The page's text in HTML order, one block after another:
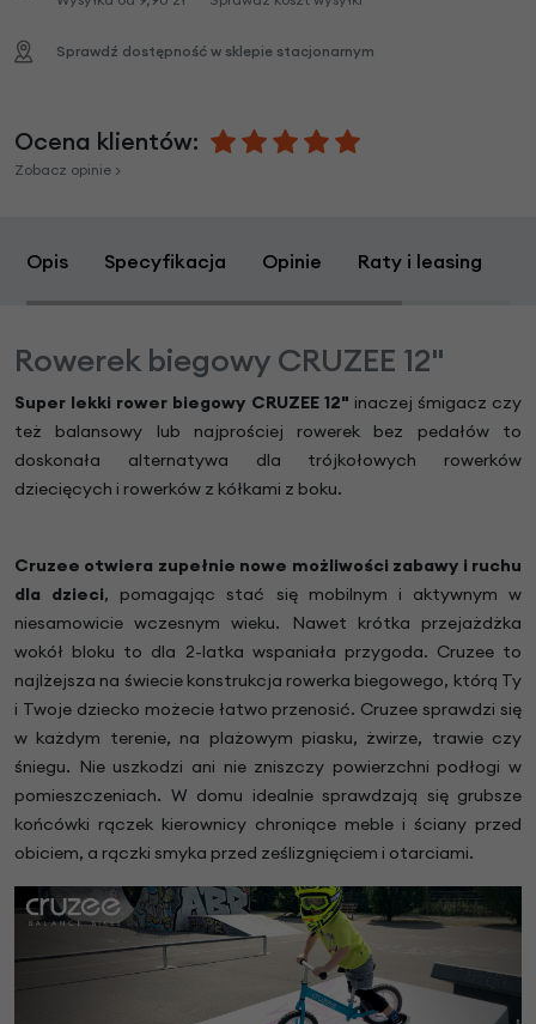
Sprawdź dostępność w sklepie stacjonarnym
Ocena klientów:
Zobacz opinie >
Opis Specyfikacja Opinie Raty i leasing
Rowerek biegowy CRUZEE 12"
Super lekki rower biegowy CRUZEE 12" inaczej śmigacz czy
też balansowy lub najprościej rowerek bez pedałów to
doskonała alternatywa dla trójkołowych rowerków
dziecięcych i rowerków z kółkami z boku.
Cruzee otwiera zupełnie nowe możliwości zabawy i ruchu
dla dzieci, pomagając stać się mobilnym i aktywnym w
niesamowicie wczesnym wieku. Nawet krótka przejażdżka
wokół bloku to dla 2-latka wspaniała przygoda. Cruzee to
najlżejsza na świecie konstrukcja rowerka biegowego, którą Ty
i Twoje dziecko możecie łatwo przenosić. Cruzee sprawdzi się
w każdym terenie, na plażowym piasku, żwirze, trawie czy
śniegu. Nie uszkodzi ani nie zniszczy powierzchni podłogi w
pomieszczeniach. W domu idealnie sprawdzają się grubsze
końcówki rączek kierownicy chroniące meble i ściany przed
obiciem, a rączki smyka przed ześlizgnięciem i otarciami.